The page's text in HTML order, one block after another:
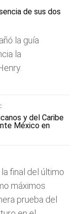
la guí­a
la
y del Caribe
México en
final del último
máximos
prueba del